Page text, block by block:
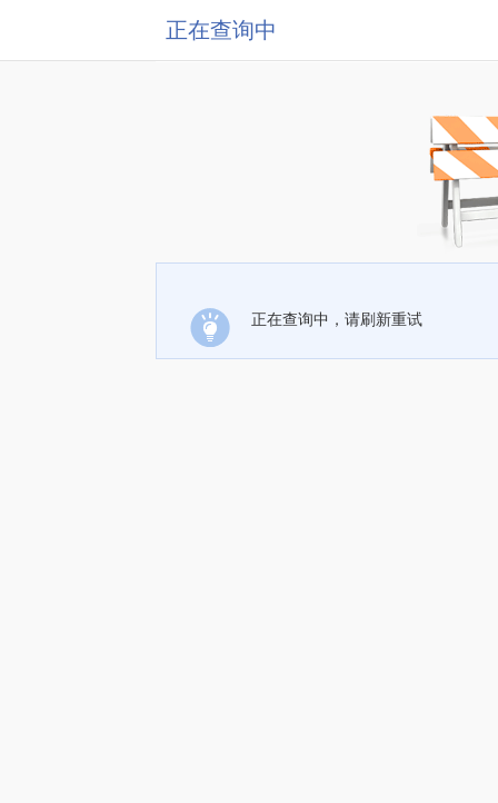
正在查询中
正在查询中，请刷新重试